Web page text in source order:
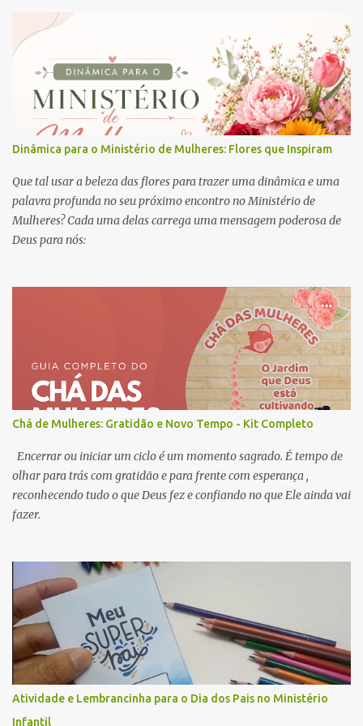
Dinâmica para o Ministério de Mulheres: Flores que Inspiram
Que tal usar a beleza das flores para trazer uma dinâmica e uma
palavra profunda no seu próximo encontro no Ministério de
Mulheres? Cada uma delas carrega uma mensagem poderosa de
Deus para nós:
Chá de Mulheres: Gratidão e Novo Tempo - Kit Completo
Encerrar ou iniciar um ciclo é um momento sagrado. É tempo de
olhar para trás com gratidão e para frente com esperança ,
reconhecendo tudo o que Deus fez e confiando no que Ele ainda vai
fazer.
Atividade e Lembrancinha para o Dia dos Pais no Ministério
Infantil